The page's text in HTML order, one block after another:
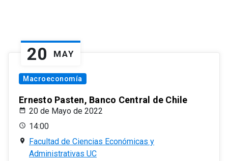
20 MAY
Macroeconomía
Ernesto Pasten, Banco Central de Chile
20 de Mayo de 2022
14:00
Facultad de Ciencias Económicas y
Administrativas UC